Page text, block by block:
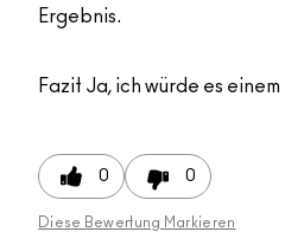
Ergebnis.
Fazit Ja, ich würde es
0 0
Diese Bewertung Markieren